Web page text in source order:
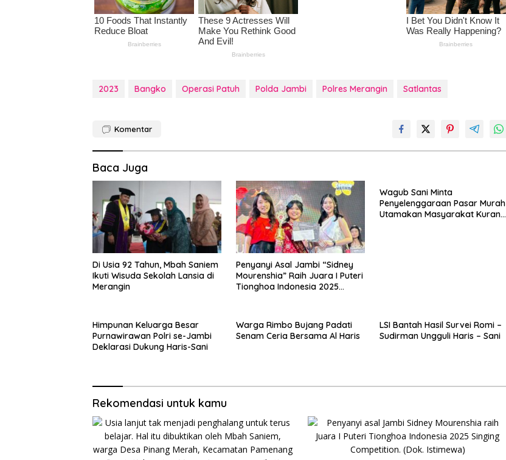
2023 Bangko Operasi Patuh Polda Jambi Polres Merangin Satlantas
Komentar
Baca Juga
Di Usia 92 Tahun, Mbah Saniem
Ikuti Wisuda Sekolah Lansia di
Merangin
Penyanyi Asal Jambi “Sidney
Mourenshia” Raih Juara I Puteri
Tionghoa Indonesia 2025
Wagub Sani Minta
Penyelenggaraan Pasar Murah
Utamakan Masyarakat Kurang
Himpunan Keluarga Besar
Purnawirawan Polri se-Jambi
Deklarasi Dukung Haris-Sani
Warga Rimbo Bujang Padati
Senam Ceria Bersama Al Haris
LSI Bantah Hasil Survei Romi –
Sudirman Ungguli Haris – Sani
Rekomendasi untuk kamu